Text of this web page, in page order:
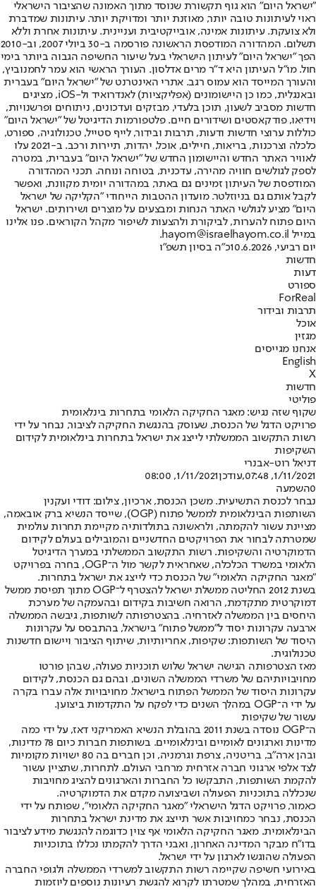
"ישראל היום" הוא גוף תקשורת שנוסד מתוך האמונה שהציבור הישראלי
ראוי לעיתונות טובה יותר, מאוזנת יותר ומדויקת יותר. עיתונות שמדברת
ולא צועקת. עיתונות אמינה, אובייקטיבית ועניינית. עיתונות אחרת וללא
תשלום. המהדורה המודפסת הראשונה פורסמה ב-30 ביולי 2007, וב-2010
הפך "ישראל היום" לעיתון הישראלי בעל שיעור החשיפה הגבוה ביותר בימי
חול. מו"ל העיתון היא ד"ר מרים אדלסון. העורך הראשי הוא עמר לחמנוביץ,
והעורך המייסד הוא עמוס רגב. אתרי האינטרנט של "ישראל היום" בעברית
ובאנגלית, כמו כן היישומונים (אפליקציות) לאנדרואיד ול-iOS, מציגים
חדשות מסביב לשעון, תוכן בלעדי, מבזקים ועדכונים, ניתוחים ופרשנויות,
וידיאו, פודקאסטים ושידורים חיים. פלטפורמות הדיגיטל של "ישראל היום"
כוללות ערוצי חדשות ודעות, תרבות ובידור, לייף סטייל, טכנולוגיה, ספורט,
כלכלה וצרכנות, בריאות, חיילים, אוכל, יהדות, תיירות ורכב. ב-2021 עלו
לאוויר האתר החדש והיישומון החדש של "ישראל היום" בעברית, במטרה
לספק לגולשים חוויה מהירה, עדכנית, בטוחה ונוחה. תכני המהדורה
המודפסת של העיתון זמינים גם באתר, במהדורה יומית מקוונת, ואפשר
לקבל אותם גם בניוזלטר. מועדון ההטבות הייחודי "הקליקה של ישראל
היום" מציע לגולשי האתר הנחות ומבצעים על מוצרים ושירותים. ישראל
היום פתוח להערות, לביקורת ולהצעות לשיפור מקהל הקוראים. פנו אלינו
במייל hayom@israelhayom.co.il.
יום רביעי, 10.6.2026
כ"ה בסיון תשפ"ו
חדשות
דעות
ספורט
ForReal
תרבות ובידור
אוכל
מגזין
אנחנו מגייסים
English
X
חדשות
פוליטי
שקוף שזה נגיש: מאגר החקיקה הלאומי בתחרות בינלאומית
פרויקט הדגל של הכנסת, שעוסק בהנגשת החקיקה לציבור, נבחר על ידי
רשות התקשוב הממשלתי לייצג את ישראל בתחרות בינלאומית לקידום
השקיפות
דניאל רוט-אבנרי
1/11/2021, 07:48
,עודכן1/11/2021, 08:00
0השמעה
נבחר לכנסת התשיעית. משכן הכנסת, ארכיון, צילום: דודי ועקנין
השותפות הבינלאומית לממשל פתוח (OGP), שייסד הנשיא ברק אובאמה,
מציינת עשור להקמתה, ולראשונה בתולדותיה מקיימת תחרות עולמית
שמטרתה לבחור את הפרויקטים החדשניים והמובילים בעולם לקידום
הדמוקרטיה והשקיפות. רשות התקשוב הממשלתי במערך הדיגיטל
הלאומי במשרד הכלכלה, שאחראית לקשר מול ה־OGP, בחרה בפרויקט
"מאגר החקיקה הלאומי" של הכנסת כדי לייצג את ישראל בתחרות.
בשנת 2012 החליטה ממשלת ישראל להצטרף ל־OGP מתוך תפיסת ממשל
דמוקרטית מתקדמת, הרואה חשיבות בקידום ובהעמקה של מערכת
היחסים בין הממשלה לאזרחיה. בהצטרפותה לשותפות, גיבשה הממשלה
ארבעה עקרונות יסוד ל"ממשל פתוח" בישראל, בהתבסס על עקרונות
היסוד של השותפות: שקיפות, אחריותיות, שיתוף הציבור ויישום חדשנות
טכנולוגית.
מאז הצטרפותה הגישה ישראל שלוש תוכניות פעולה, שבהן פורטו
מחויבויותיהם של משרדי הממשלה השונים, ובהם גם הכנסת, לקידום
עקרונות היסוד של הממשל הפתוח בישראל. מחויבויות אלה עברו בקרה
על ידי ה־OGP במהלך השנים כדי לפקח על התקדמות ביצוען.
עשור של שקיפות
ה־OGP נוסדה בשנת 2011 בהובלת הנשיא האמריקני דאז, על ידי כמה
מדינות וארגונים לאומיים ובינלאומיים. בשותפות חברות כיום 78 מדינות,
ובהן ארה"ב, בריטניה, צרפת וגרמניה, וכן חברים בה 80 ישויות מקומיות
לצד אלפי ארגוני חברה אזרחית מרחבי העולם. לתחרות, שתציין עשור
להקמת השותפות, התבקשו כל החברות והארגונים להציג מחויבות
שנכללה בתוכניות הפעולה ושביצועה מקדם את הדמוקרטיה.
כאמור, פרויקט הדגל הישראלי "מאגר החקיקה הלאומי", שפותח על ידי
הכנסת, נבחר כמחויבות אשר תייצג את מדינת ישראל בתחרות
הבינלאומית. מאגר החקיקה הלאומי אף צוין כדוגמה להנגשת מידע לציבור
בדו"ח מבקר המדינה האחרון, ואבני הדרך להקמתו נכללו בתוכניות
הפעולה שהוגשו לארגון על ידי ישראל.
באירועי חשיפה שקיימה רשות התקשוב למשרדי הממשלה ולגופי החברה
האזרחית, במהלך שמטרתו לקרוא להגשת רעיונות נוספים ליוזמות